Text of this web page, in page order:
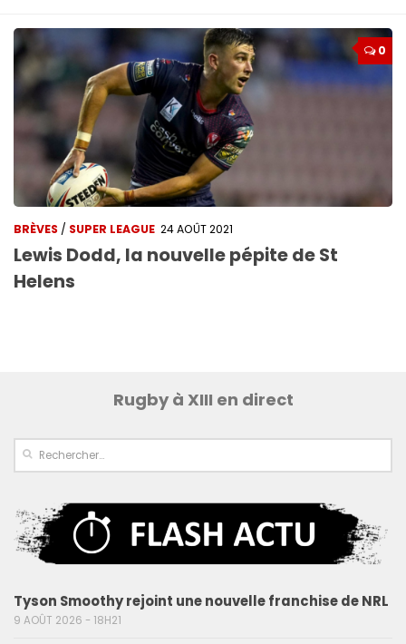
0
BRÈVES / SUPER LEAGUE 24 AOÛT 2021
Lewis Dodd, la nouvelle pépite de St
Helens
Rugby à XIII en direct
Tyson Smoothy rejoint une nouvelle franchise de NRL
9 AOÛT 2026 - 18H21